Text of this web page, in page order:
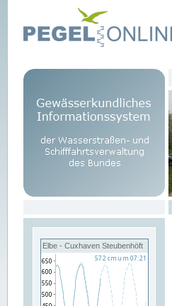
Elbe - Cuxhaven Steubenhöft